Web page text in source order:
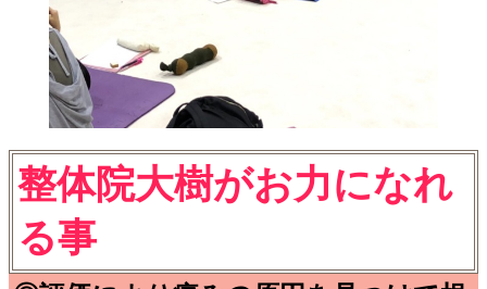
整体院大樹がお力になれ
る事